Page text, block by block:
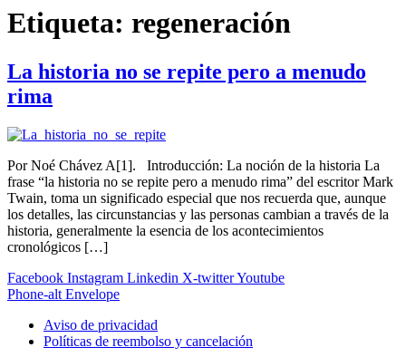
Etiqueta: regeneración
La historia no se repite pero a menudo
rima
Por Noé Chávez A[1]. Introducción: La noción de la historia La
frase “la historia no se repite pero a menudo rima” del escritor Mark
Twain, toma un significado especial que nos recuerda que, aunque
los detalles, las circunstancias y las personas cambian a través de la
historia, generalmente la esencia de los acontecimientos
cronológicos […]
Facebook Instagram Linkedin X-twitterYoutube
Phone-alt Envelope
Aviso de privacidad
Políticas de reembolso y cancelación